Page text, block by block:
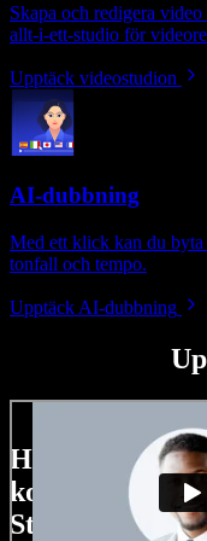
Skapa och redigera
allt-i-ett-studio för
Upptäck videostudion
AI-dubbning
Med ett klick kan du byta
tonfall och tempo.
Upptäck AI-dubbning
Här är en liten
kommer att
Studio.